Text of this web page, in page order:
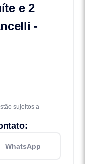
e 2
-
sujeitos a
WhatsApp